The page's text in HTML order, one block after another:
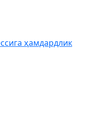
ҳамдардлик